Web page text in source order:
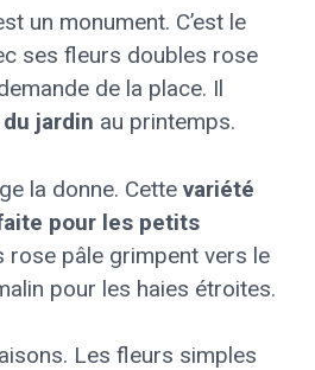
un monument. C’est le
ses fleurs doubles rose
de la place. Il
jardin au printemps.
la donne. Cette variété
pour les petits
rose pâle grimpent vers le
pour les haies étroites.
Les fleurs simples